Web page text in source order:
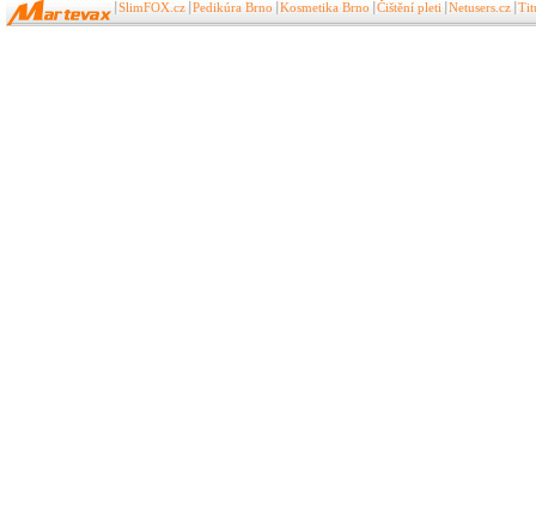
SlimFOX.cz Pedikúra Brno Kosmetika Brno Čištění pleti Netusers.cz